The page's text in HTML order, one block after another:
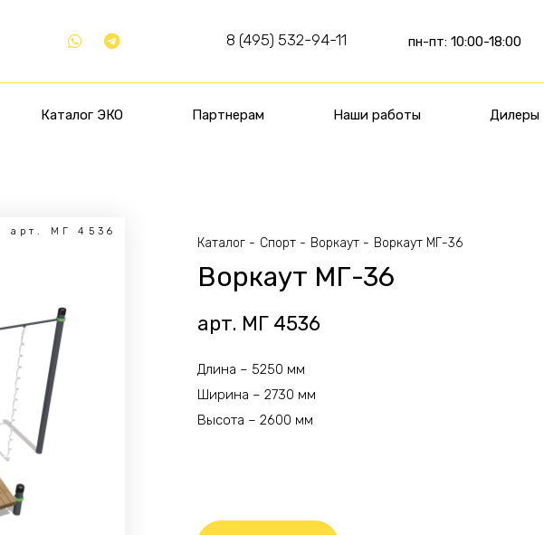
8 (495) 532-94-11 пн-пт: 10:00-18:00
Каталог ЭКО Партнерам Наши работы Дилеры
арт. МГ 4536
Каталог Спорт Воркаут Воркаут МГ-36
Воркаут МГ-36
арт. МГ 4536
Длина – 5250 мм
Ширина – 2730 мм
Высота – 2600 мм